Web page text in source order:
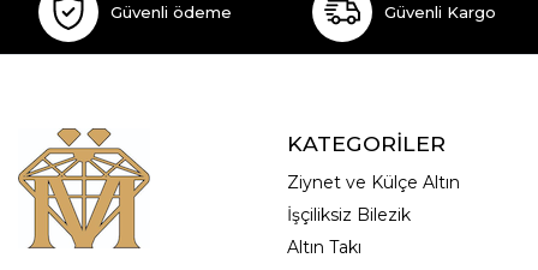
Güvenli ödeme Güvenli Kargo
KATEGORİLER
Ziynet ve Külçe Altın
İşçiliksiz Bilezik
Altın Takı